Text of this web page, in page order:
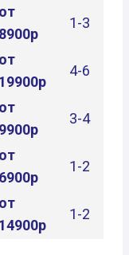
от
8900р
1-3
от
19900р
4-6
от
9900р
3-4
от
6900р
1-2
от
14900р
1-2